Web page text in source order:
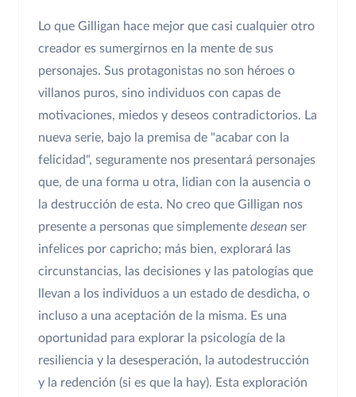
Lo que Gilligan hace mejor que casi cualquier otro
creador es sumergirnos en la mente de sus
personajes. Sus protagonistas no son héroes o
villanos puros, sino individuos con capas de
motivaciones, miedos y deseos contradictorios. La
nueva serie, bajo la premisa de "acabar con la
felicidad", seguramente nos presentará personajes
que, de una forma u otra, lidian con la ausencia o
la destrucción de esta. No creo que Gilligan nos
presente a personas que simplemente desean ser
infelices por capricho; más bien, explorará las
circunstancias, las decisiones y las patologías que
llevan a los individuos a un estado de desdicha, o
incluso a una aceptación de la misma. Es una
oportunidad para explorar la psicología de la
resiliencia y la desesperación, la autodestrucción
y la redención (si es que la hay). Esta exploración